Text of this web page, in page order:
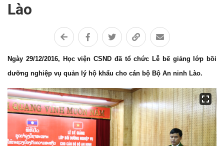
Lào
Ngày 29/12/2016, Học viện CSND đã tổ chức Lễ bế giảng lớp bồi
dưỡng nghiệp vụ quản lý hộ khẩu cho cán bộ Bộ An ninh Lào.